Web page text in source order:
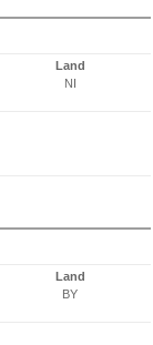
Land
NI
Land
BY